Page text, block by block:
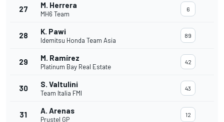
27 M. Herrera
MH6 Team
6
28 K. Pawi
Idemitsu Honda Team Asia
89
29 M. Ramírez
Platinum Bay Real Estate
42
30 S. Valtulini
Team Italia FMI
43
31 A. Arenas
Prustel GP
12